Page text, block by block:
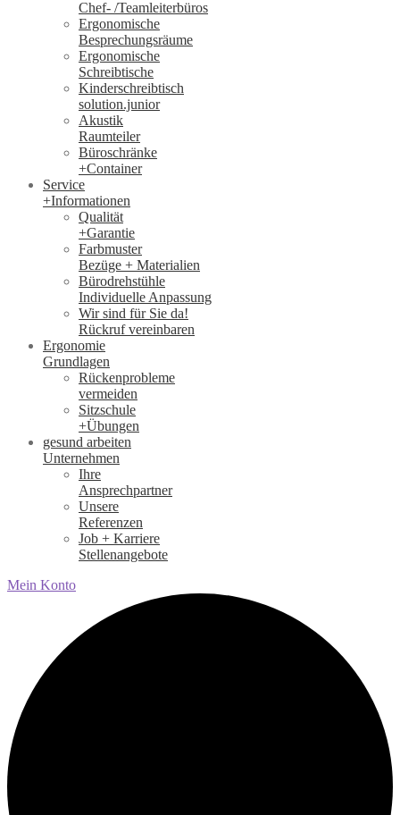
Chef- /Teamleiterbüros
Ergonomische
Besprechungsräume
Ergonomische
Schreibtische
Kinderschreibtisch
solution.junior
Akustik
Raumteiler
Büroschränke
+Container
Service
+Informationen
Qualität
+Garantie
Farbmuster
Bezüge + Materialien
Bürodrehstühle
Individuelle Anpassung
Wir sind für Sie da!
Rückruf vereinbaren
Ergonomie
Grundlagen
Rückenprobleme
vermeiden
Sitzschule
+Übungen
gesund arbeiten
Unternehmen
Ihre
Ansprechpartner
Unsere
Referenzen
Job + Karriere
Stellenangebote
Mein Konto